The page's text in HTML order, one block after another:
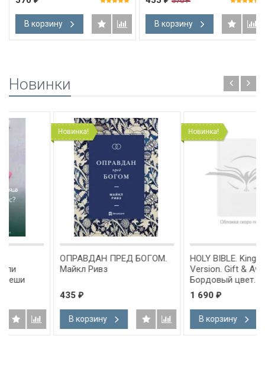
В корзину В корзину
Новинки
ОПРАВДАН ПРЕД БОГОМ.
Майкл Ривз
В корзину
Новинка!
HOLY BIBLE. King James
Version. Gift & Award Bible.
Бордовый цвет. Библия
Короля Иакова на
английском языке.
Словарь, карты, закладка,
подарочная вкладка, слова
Иисуса выделены красным
В корзину